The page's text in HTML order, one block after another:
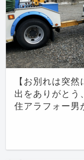
【お別れは突
出をありがとう
住アラフォー男